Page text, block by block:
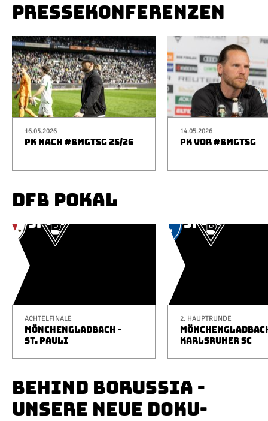
PRESSEKONFERENZEN
16.05.2026
PK NACH #BMGTSG 25/26
14.05.2026
PK VOR #BMGTSG
DFB POKAL
ACHTELFINALE
MÖNCHENGLADBACH -
ST. PAULI
2. HAUPTRUNDE
KARLSRUHER SC
BEHIND BORUSSIA -
UNSERE NEUE DOKU-